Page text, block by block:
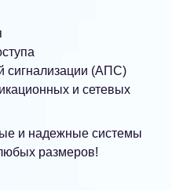
сигнализации (АПС)
и сетевых
и надежные системы
размеров!